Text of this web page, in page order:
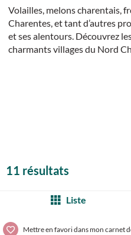
Volailles, melons charentais,
Charentes, et tant d’autres
et ses alentours. Découvrez
charmants villages du Nord
11 résultats
Liste
Mettre en favori dans mon carnet